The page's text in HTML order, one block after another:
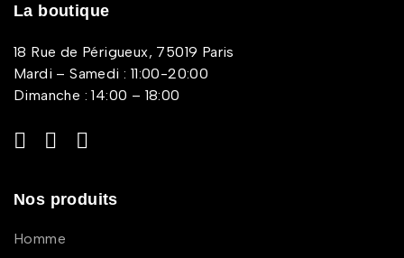
La boutique
18 Rue de Périgueux, 75019 Paris
Mardi – Samedi : 11:00-20:00
Dimanche : 14:00 – 18:00
Nos produits
Homme